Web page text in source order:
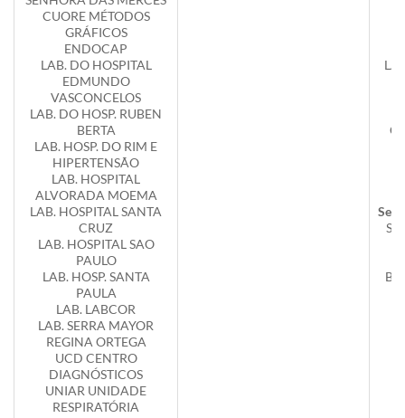
CUORE MÉTODOS
GRÁFICOS
ENDOCAP
LAB. DO HOSPITAL
EDMUNDO
VASCONCELOS
LAB. DO HOSP. RUBEN
BERTA
LAB. HOSP. DO RIM E
HIPERTENSÃO
LAB. HOSPITAL
ALVORADA MOEMA
LAB. HOSPITAL SANTA
CRUZ
LAB. HOSPITAL SAO
PAULO
LAB. HOSP. SANTA
PAULA
LAB. LABCOR
LAB. SERRA MAYOR
REGINA ORTEGA
UCD CENTRO
DIAGNÓSTICOS
UNIAR UNIDADE
RESPIRATÓRIA